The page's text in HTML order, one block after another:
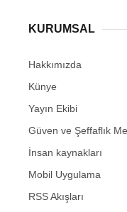
KURUMSAL
Hakkımızda
Künye
Yayın Ekibi
Güven ve Şeffaflık
İnsan kaynakları
Mobil Uygulama
RSS Akışları